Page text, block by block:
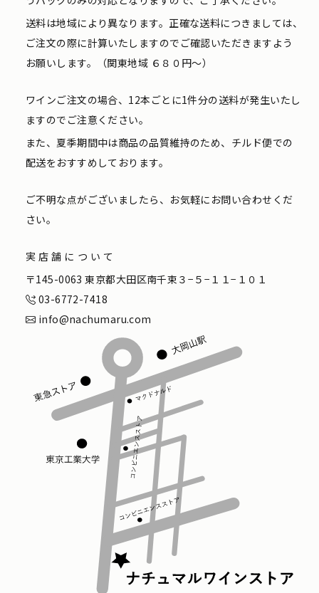
送料は地域により異なります。正確な送料につきましては、
ご注文の際に計算いたしますのでご確認いただきますよう
お願いします。（関東地域 ６８０円〜）
ワインご注文の場合、12本ごとに1件分の送料が発生いたし
ますのでご注意ください。
また、夏季期間中は商品の品質維持のため、チルド便での
配送をおすすめしております。
ご不明な点がございましたら、お気軽にお問い合わせくだ
さい。
実店舗について
〒145-0063 東京都大田区南千束３−５−１１−１０１
03-6772-7418
info@nachumaru.com